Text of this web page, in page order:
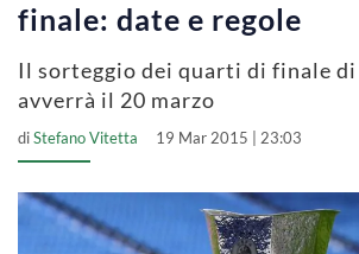
finale: date e regole
Il sorteggio dei quarti di finale di
avverrà il 20 marzo
diStefano Vitetta 19 Mar 2015 | 23:03